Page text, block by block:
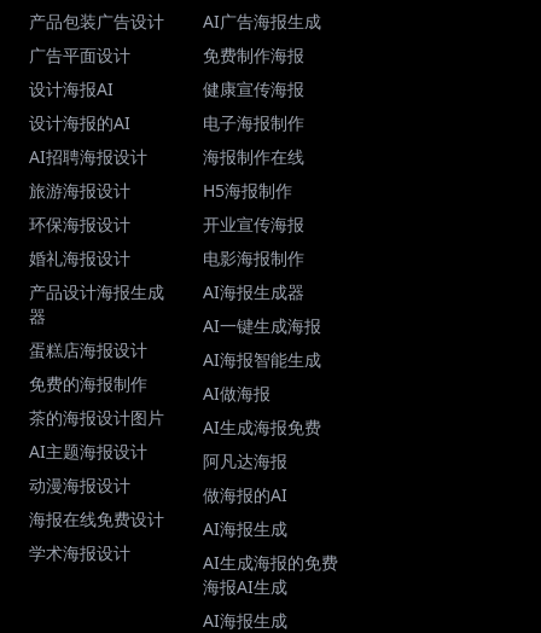
产品包装广告设计
广告平面设计
设计海报AI
设计海报的AI
AI招聘海报设计
旅游海报设计
环保海报设计
婚礼海报设计
产品设计海报生成
器
蛋糕店海报设计
免费的海报制作
茶的海报设计图片
AI主题海报设计
动漫海报设计
海报在线免费设计
学术海报设计
AI广告海报生成
免费制作海报
健康宣传海报
电子海报制作
海报制作在线
H5海报制作
开业宣传海报
电影海报制作
AI海报生成器
AI一键生成海报
AI海报智能生成
AI做海报
AI生成海报免费
阿凡达海报
做海报的AI
AI海报生成
AI生成海报的免费
海报AI生成
AI海报生成